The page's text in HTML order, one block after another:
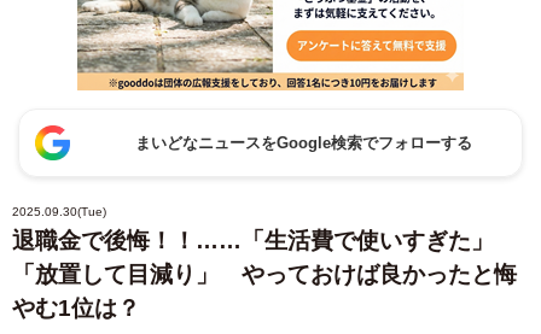
まいどなニュースをGoogle検索でフォローする
2025.09.30(Tue)
退職金で後悔！！……「生活費で使いすぎた」
「放置して目減り」 やっておけば良かったと悔
やむ1位は？